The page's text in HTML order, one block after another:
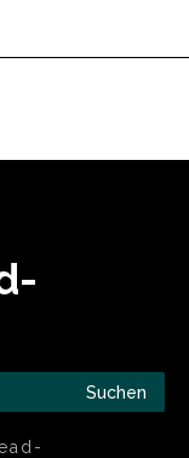
Suchen